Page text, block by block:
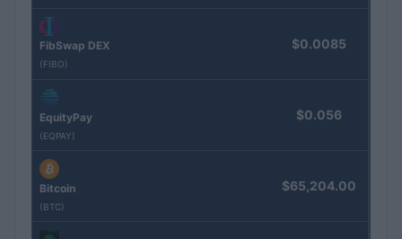
FibSwap DEX
(FIBO)
$0.0085
EquityPay
(EQPAY)
$0.056
Bitcoin
(BTC)
$65,204.00